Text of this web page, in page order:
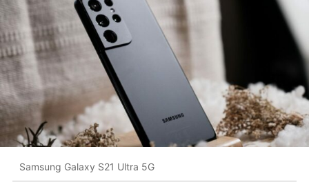
Samsung Galaxy S21 Ultra 5G